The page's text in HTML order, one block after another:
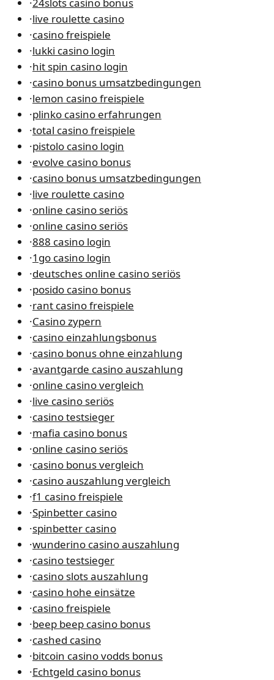
·24slots casino bonus
·live roulette casino
·casino freispiele
·lukki casino login
·hit spin casino login
·casino bonus umsatzbedingungen
·lemon casino freispiele
·plinko casino erfahrungen
·total casino freispiele
·pistolo casino login
·evolve casino bonus
·casino bonus umsatzbedingungen
·live roulette casino
·online casino seriös
·online casino seriös
·888 casino login
·1go casino login
·deutsches online casino seriös
·posido casino bonus
·rant casino freispiele
·Casino zypern
·casino einzahlungsbonus
·casino bonus ohne einzahlung
·avantgarde casino auszahlung
·online casino vergleich
·live casino seriös
·casino testsieger
·mafia casino bonus
·online casino seriös
·casino bonus vergleich
·casino auszahlung vergleich
·f1 casino freispiele
·Spinbetter casino
·spinbetter casino
·wunderino casino auszahlung
·casino testsieger
·casino slots auszahlung
·casino hohe einsätze
·casino freispiele
·beep beep casino bonus
·cashed casino
·bitcoin casino vodds bonus
·Echtgeld casino bonus